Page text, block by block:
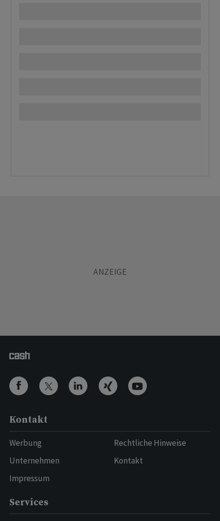
Kontakt
Werbung
Unternehmen
Impressum
Rechtliche Hinweise
Kontakt
Services